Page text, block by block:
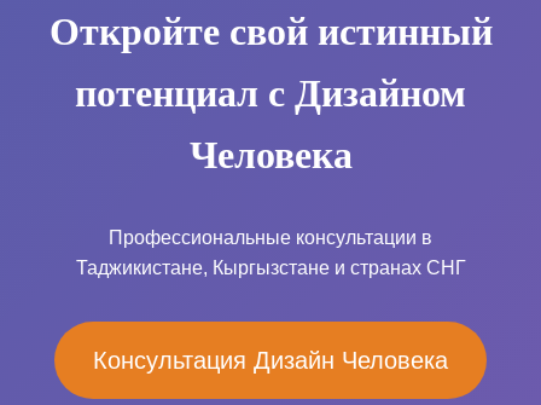
Откройте свой истинный
потенциал с Дизайном
Человека
Профессиональные консультации в
Таджикистане, Кыргызстане и странах СНГ
Консультация Дизайн Человека